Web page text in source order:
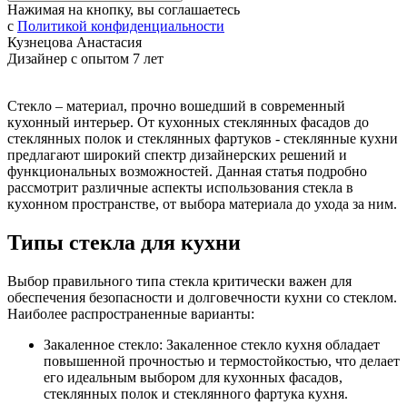
Нажимая на кнопку, вы соглашаетесь
с Политикой конфиденциальности
Кузнецова Анастасия
Дизайнер с опытом 7 лет
Стекло – материал, прочно вошедший в современный
кухонный интерьер. От кухонных стеклянных фасадов до
стеклянных полок и стеклянных фартуков - стеклянные кухни
предлагают широкий спектр дизайнерских решений и
функциональных возможностей. Данная статья подробно
рассмотрит различные аспекты использования стекла в
кухонном пространстве, от выбора материала до ухода за ним.
Типы стекла для кухни
Выбор правильного типа стекла критически важен для
обеспечения безопасности и долговечности кухни со стеклом.
Наиболее распространенные варианты:
Закаленное стекло: Закаленное стекло кухня обладает
повышенной прочностью и термостойкостью, что делает
его идеальным выбором для кухонных фасадов,
стеклянных полок и стеклянного фартука кухня.